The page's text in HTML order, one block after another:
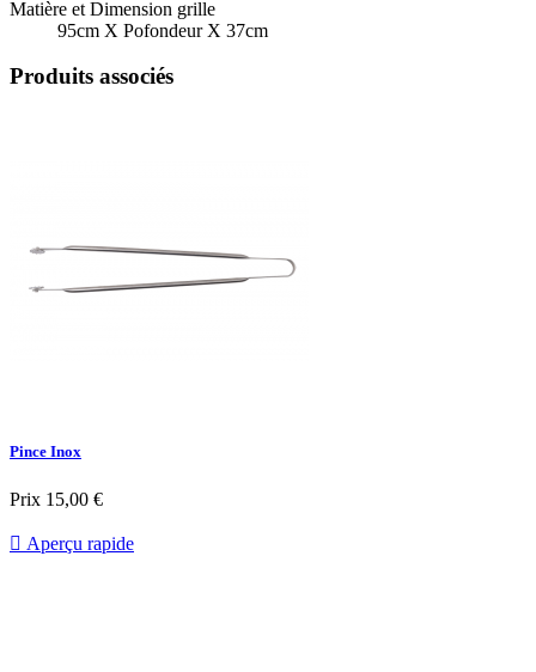
Matière et Dimension grille
95cm X Pofondeur X 37cm
Produits associés
Pince Inox
Prix 15,00 €
 Aperçu rapide